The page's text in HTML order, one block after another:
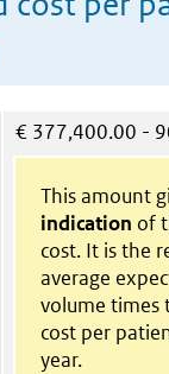
€ 377,400.00 -
This amount
indication of
cost. It is the
average
volume times
cost per
year.